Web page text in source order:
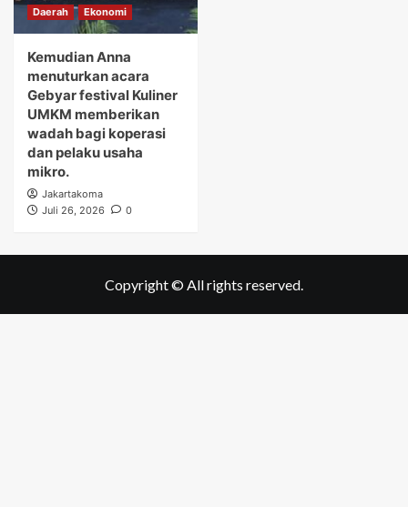
Daerah Ekonomi
Kemudian Anna
menuturkan acara
Gebyar festival Kuliner
UMKM memberikan
wadah bagi koperasi
dan pelaku usaha
mikro.
Jakartakoma
Juli 26, 2026
0
Copyright © All rights reserved.